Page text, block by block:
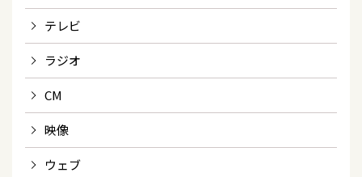
テレビ
ラジオ
CM
映像
ウェブ